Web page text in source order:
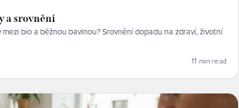
a srovnění
bio a běžnou bavlnou? Srovnění dopadu na zdraví, životní
11 min read